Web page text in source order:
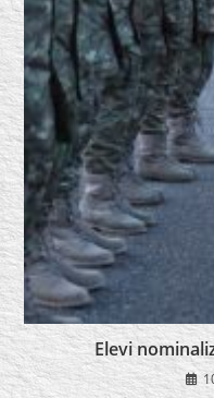
Elevi